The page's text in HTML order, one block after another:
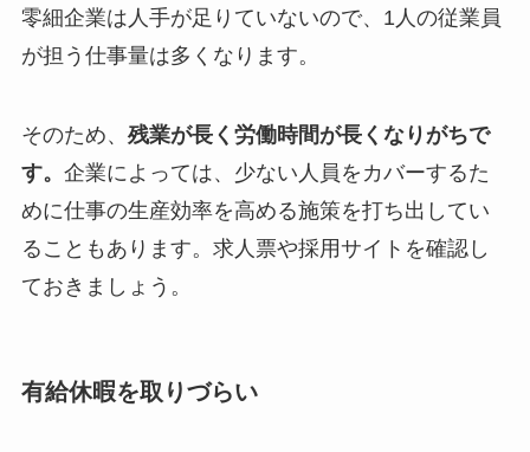
零細企業は人手が足りていないので、1人の従業員
が担う仕事量は多くなります。
そのため、 残業が長く労働時間が長くなりがちで
す。 企業によっては、少ない人員をカバーするた
めに仕事の生産効率を高める施策を打ち出してい
ることもあります。求人票や採用サイトを確認し
ておきましょう。
有給休暇を取りづらい